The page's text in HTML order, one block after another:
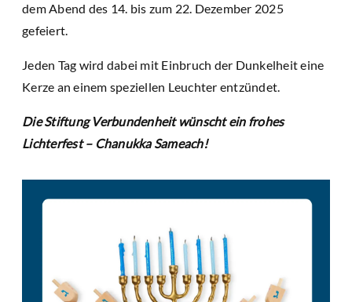
dem Abend des 14. bis zum 22. Dezember 2025
gefeiert.
Jeden Tag wird dabei mit Einbruch der Dunkelheit eine
Kerze an einem speziellen Leuchter entzündet.
Die Stiftung Verbundenheit wünscht ein frohes
Lichterfest – Chanukka Sameach!